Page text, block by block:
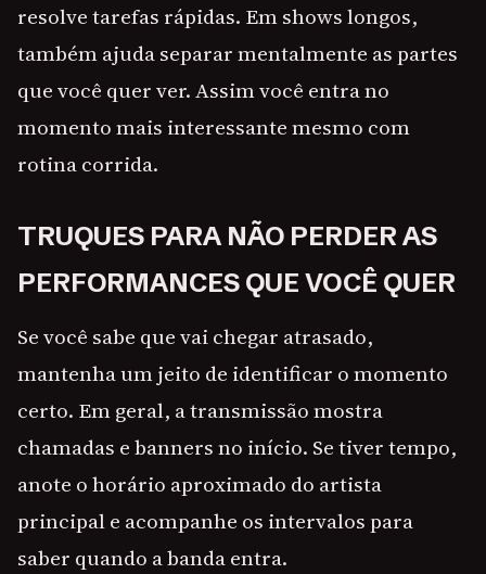
resolve tarefas rápidas. Em shows longos,
também ajuda separar mentalmente as partes
que você quer ver. Assim você entra no
momento mais interessante mesmo com
rotina corrida.
TRUQUES PARA NÃO PERDER AS
PERFORMANCES QUE VOCÊ QUER
Se você sabe que vai chegar atrasado,
mantenha um jeito de identificar o momento
certo. Em geral, a transmissão mostra
chamadas e banners no início. Se tiver tempo,
anote o horário aproximado do artista
principal e acompanhe os intervalos para
saber quando a banda entra.